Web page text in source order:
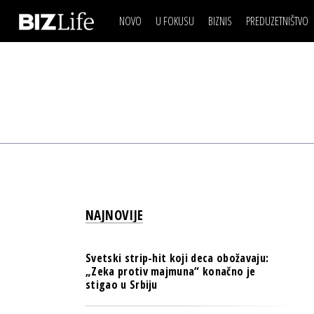
NOVO U FOKUSU BIZNIS
ESG & ENERGY
PULS REGIONA
PREDUZETNIŠTVO
IZJAVA DANABIZNIS SCENA
NOVO NA RAFU
NAJNOVIJE
Svetski strip-hit koji deca obožavaju:
„Zeka protiv majmuna“ konačno je
stigao u Srbiju